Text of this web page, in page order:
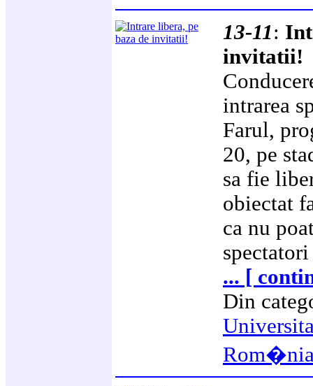
13-11:
invitatii!
intrarea
Farul,
20, pe
sa fie
obiectat
ca nu
spectatori
... [
Din